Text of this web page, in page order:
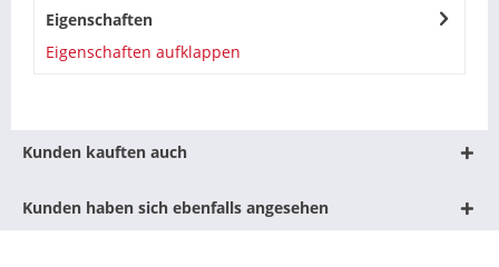
Eigenschaften
Eigenschaften aufklappen
Kunden kauften auch
Kunden haben sich ebenfalls angesehen